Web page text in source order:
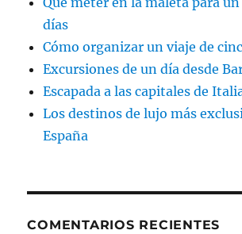
días
Cómo organizar un viaje de
Excursiones de un día desde
Escapada a las capitales de
Los destinos de lujo más
España
COMENTARIOS RECIENTES